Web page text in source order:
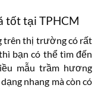
tốt tại TPHCM
trên thị trường có rất
bạn có thể tìm đến
mẫu trầm hương
nhang mà còn có